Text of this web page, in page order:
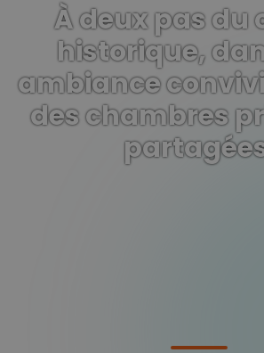
À deux pas du
historique,
ambiance
des chambres